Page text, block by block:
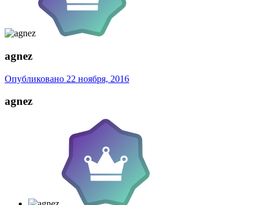
agnez
Опубликовано 22 ноября, 2016
agnez